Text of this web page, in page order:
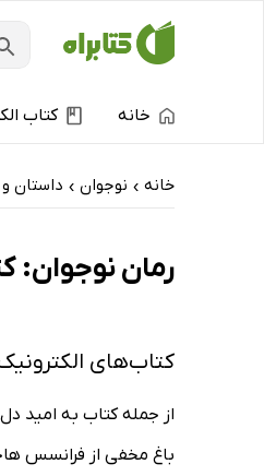
خانه کتاب
خانه › نوجوان › داستان
رمان نوجوان:
کتاب‌های
از جمله کتاب به امید
باغ مخفی از فرانسس